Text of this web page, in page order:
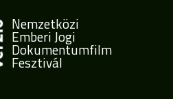
Nemzetközi
Emberi Jogi
Dokumentumfilm
Fesztivál